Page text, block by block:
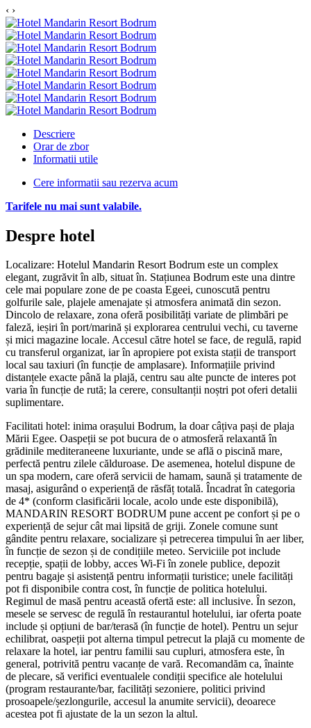
‹ ›
Descriere
Orar de zbor
Informatii utile
Cere informatii sau rezerva acum
Tarifele nu mai sunt valabile.
Despre hotel
Localizare: Hotelul Mandarin Resort Bodrum este un complex
elegant, zugrăvit în alb, situat în. Stațiunea Bodrum este una dintre
cele mai populare zone de pe coasta Egeei, cunoscută pentru
golfurile sale, plajele amenajate și atmosfera animată din sezon.
Dincolo de relaxare, zona oferă posibilități variate de plimbări pe
faleză, ieșiri în port/marină și explorarea centrului vechi, cu taverne
și mici magazine locale. Accesul către hotel se face, de regulă, rapid
cu transferul organizat, iar în apropiere pot exista stații de transport
local sau taxiuri (în funcție de amplasare). Informațiile privind
distanțele exacte până la plajă, centru sau alte puncte de interes pot
varia în funcție de rută; la cerere, consultanții noștri pot oferi detalii
suplimentare.
Facilitati hotel: inima orașului Bodrum, la doar câțiva pași de plaja
Mării Egee. Oaspeții se pot bucura de o atmosferă relaxantă în
grădinile mediteraneene luxuriante, unde se află o piscină mare,
perfectă pentru zilele călduroase. De asemenea, hotelul dispune de
un spa modern, care oferă servicii de hamam, saună și tratamente de
masaj, asigurând o experiență de răsfăț totală. Încadrat în categoria
de 4* (conform clasificării locale, acolo unde este disponibilă),
MANDARIN RESORT BODRUM pune accent pe confort și pe o
experiență de sejur cât mai lipsită de griji. Zonele comune sunt
gândite pentru relaxare, socializare și petrecerea timpului în aer liber,
în funcție de sezon și de condițiile meteo. Serviciile pot include
recepție, spații de lobby, acces Wi‑Fi în zonele publice, depozit
pentru bagaje și asistență pentru informații turistice; unele facilități
pot fi disponibile contra cost, în funcție de politica hotelului.
Regimul de masă pentru această ofertă este: all inclusive. În sezon,
mesele se servesc de regulă în restaurantul hotelului, iar oferta poate
include și opțiuni de bar/terasă (în funcție de hotel). Pentru un sejur
echilibrat, oaspeții pot alterna timpul petrecut la plajă cu momente de
relaxare la hotel, iar pentru familii sau cupluri, atmosfera este, în
general, potrivită pentru vacanțe de vară. Recomandăm ca, înainte
de plecare, să verifici eventualele condiții specifice ale hotelului
(program restaurante/bar, facilități sezoniere, politici privind
prosoapele/șezlongurile, accesul la anumite servicii), deoarece
acestea pot fi ajustate de la un sezon la altul.